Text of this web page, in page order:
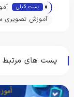
« پست قبلی
آموزش تصویری
پست های مرتبط